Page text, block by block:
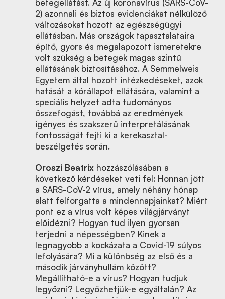
betegellátást. Az új koronavírus (SARS-CoV-
2) azonnali és biztos evidenciákat nélkülöző
változásokat hozott az egészségügyi
ellátásban. Más országok tapasztalataira
építő, gyors és megalapozott ismeretekre
volt szükség a betegek magas szintű
ellátásának biztosításához. A Semmelweis
Egyetem által hozott intézkedéseket, azok
hatását a kórállapot ellátására, valamint a
speciális helyzet adta tudományos
összefogást, továbbá az eredmények
igényes és szakszerű interpretálásának
fontosságát fejti ki a kerekasztal-
beszélgetés során.
Oroszi Beatrix hozzászólásában a
következő kérdéseket veti fel: Honnan jött
a SARS-CoV-2 vírus, amely néhány hónap
alatt felforgatta a mindennapjainkat? Miért
pont ez a vírus volt képes világjárványt
előidézni? Hogyan tud ilyen gyorsan
terjedni a népességben? Kinek a
legnagyobb a kockázata a Covid-19 súlyos
lefolyására? Mi a különbség az első és a
második járványhullám között?
Megállítható-e a vírus? Hogyan tudjuk
legyőzni? Legyőzhetjük-e egyáltalán? Az